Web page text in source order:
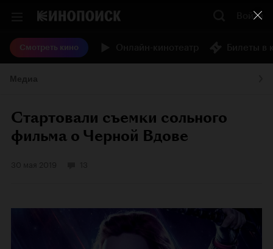
Войти
Смотреть кино
Стартовали съемки сольного
фильма о Черной Вдове